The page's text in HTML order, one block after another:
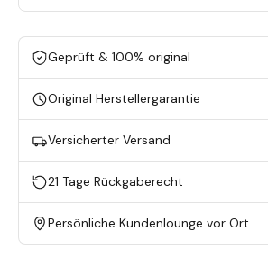
Geprüft & 100% original
Original Herstellergarantie
Versicherter Versand
21 Tage Rückgaberecht
Persönliche Kundenlounge vor Ort